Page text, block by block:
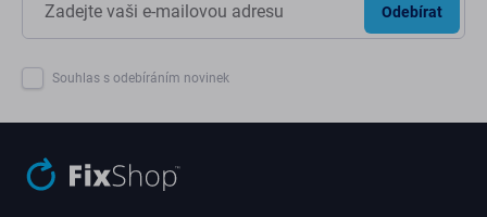
Odebírat
Souhlas s odebíráním novinek